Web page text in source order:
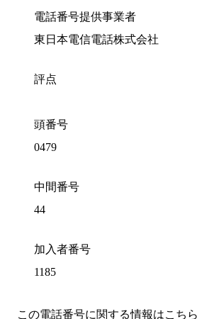
電話番号提供事業者
東日本電信電話株式会社
評点
頭番号
0479
中間番号
44
加入者番号
1185
この電話番号に関する情報はこちら